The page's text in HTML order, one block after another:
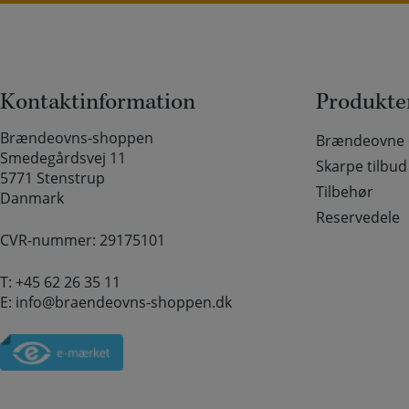
Kontaktinformation
Brændeovns-shoppen
Smedegårdsvej 11
5771 Stenstrup
Danmark
CVR-nummer: 29175101
T: +45 62 26 35 11
E: info@braendeovns-shoppen.dk
Brændeovne
Skarpe tilbud
Tilbehør
Reservedele